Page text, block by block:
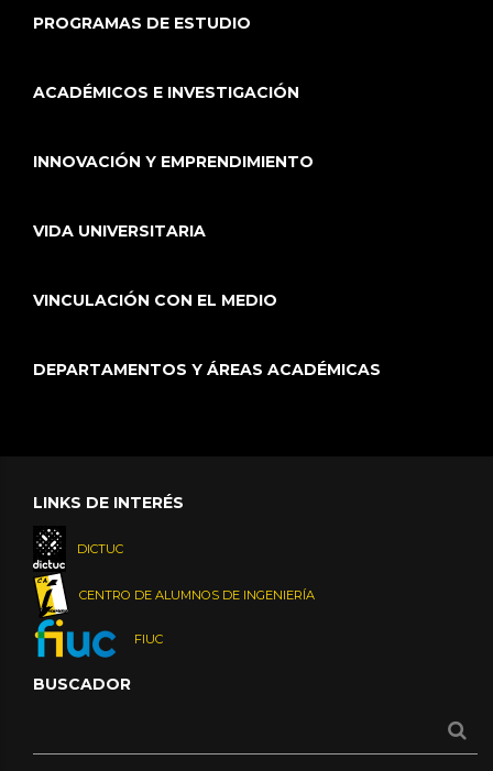
PROGRAMAS DE ESTUDIO
ACADÉMICOS E INVESTIGACIÓN
INNOVACIÓN Y EMPRENDIMIENTO
VIDA UNIVERSITARIA
VINCULACIÓN CON EL MEDIO
DEPARTAMENTOS Y ÁREAS ACADÉMICAS
LINKS DE INTERÉS
DICTUC
CENTRO DE ALUMNOS DE INGENIERÍA
FIUC
BUSCADOR